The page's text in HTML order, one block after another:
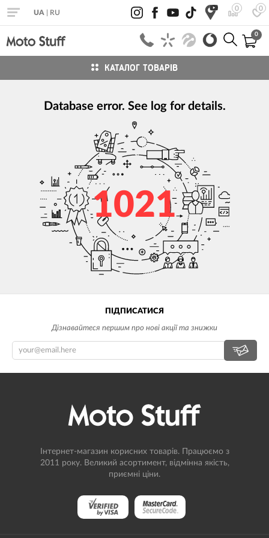
0 0
UA RU
0
КАТАЛОГ ТОВАРІВ
Database error. See log for details.
1021
ПІДПИСАТИСЯ
Дізнавайтеся першим про нові акції та знижки
Інтернет-магазин корисних товарів. Працюємо з
2011 року. Великий асортимент, відмінна якість,
приємні ціни.